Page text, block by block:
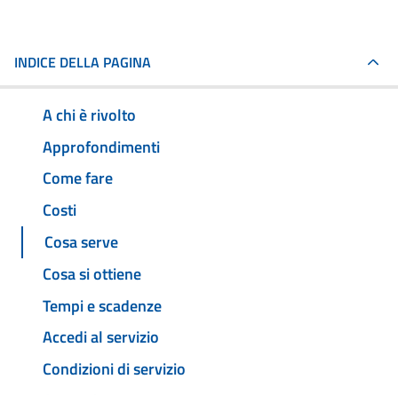
INDICE DELLA PAGINA
A chi è rivolto
Approfondimenti
Come fare
Costi
Cosa serve
Cosa si ottiene
Tempi e scadenze
Accedi al servizio
Condizioni di servizio